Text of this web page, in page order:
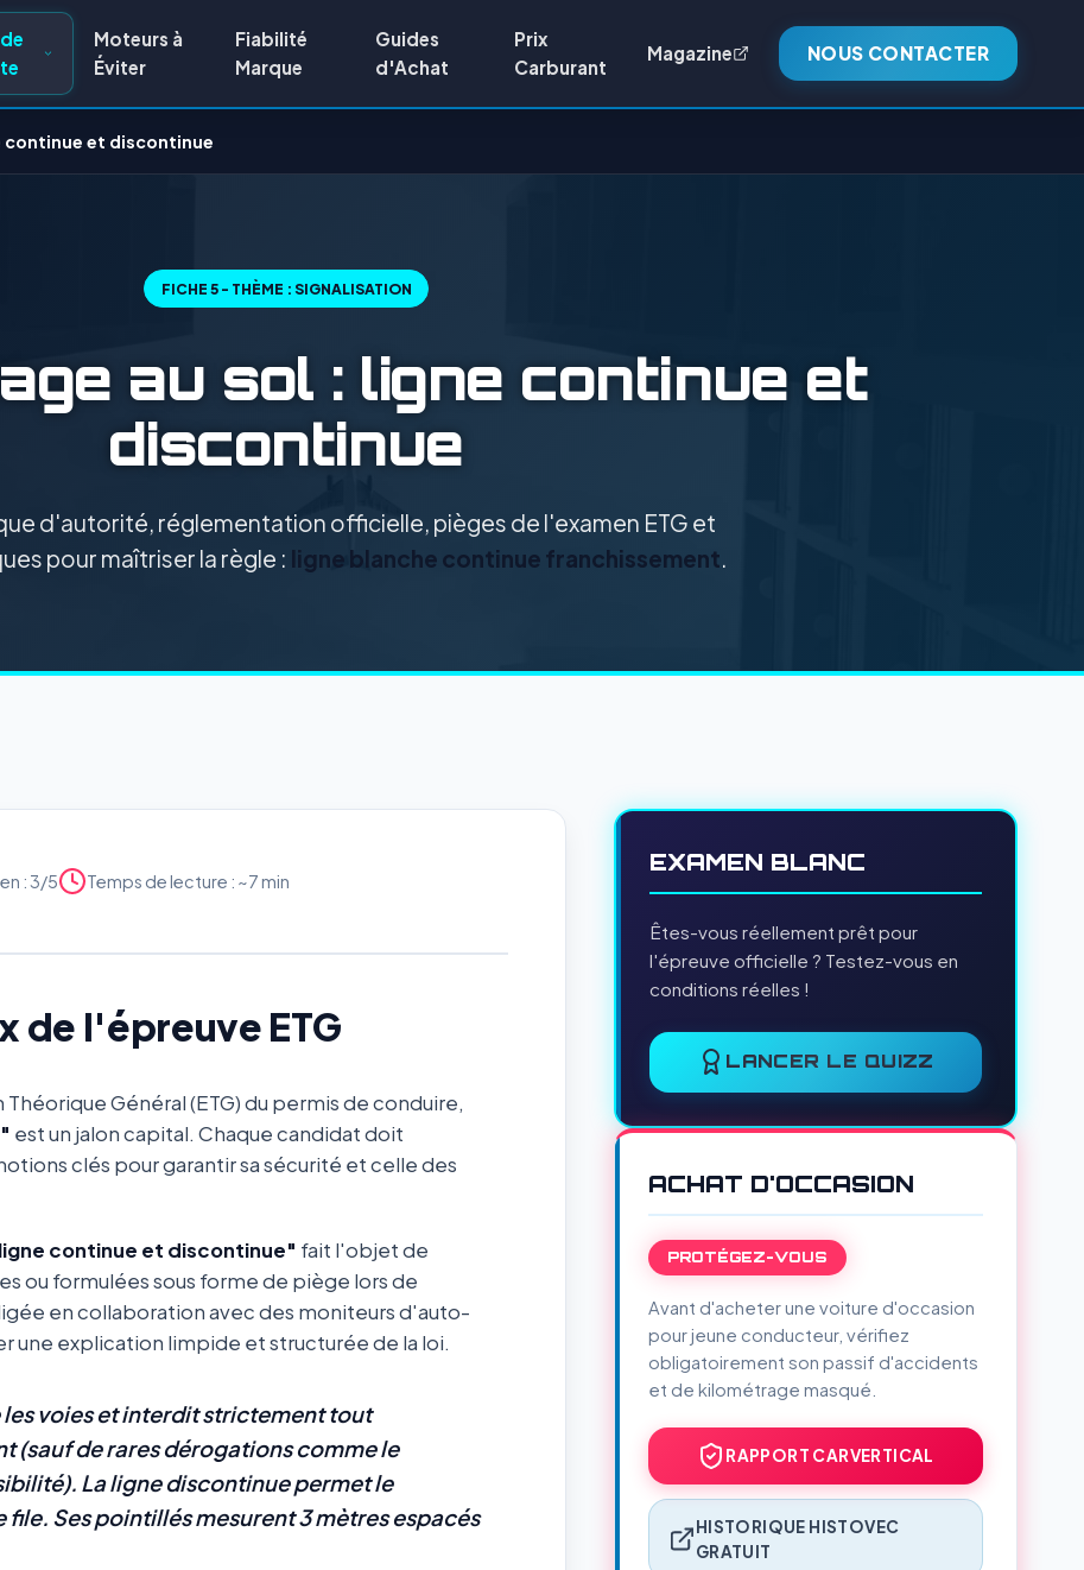
Moteurs à
Éviter
Fiabilité
Marque
Guides
d'Achat
Prix
Carburant
Magazine NOUS CONTACTER
continue et discontinue
FICHE 5 - THÈME : SIGNALISATION
au sol : ligne continue et
discontinue
d'autorité, réglementation officielle, pièges de l'examen ETG et
pour maîtriser la règle : ligne blanche continue franchissement.
: 3/5 Temps de lecture : ~7 min
de l'épreuve ETG
Général (ETG) du permis de conduire,
est un jalon capital. Chaque candidat doit
clés pour garantir sa sécurité et celle des
continue et discontinue" fait l'objet de
ou formulées sous forme de piège lors de
en collaboration avec des moniteurs d'auto-
une explication limpide et structurée de la loi.
voies et interdit strictement tout
(sauf de rares dérogations comme le
La ligne discontinue permet le
Ses pointillés mesurent 3 mètres espacés
EXAMEN BLANC
Êtes-vous réellement prêt pour
l'épreuve officielle ? Testez-vous en
conditions réelles !
LANCER LE QUIZZ
ACHAT D'OCCASION
PROTÉGEZ-VOUS
Avant d'acheter une voiture d'occasion
pour jeune conducteur, vérifiez
obligatoirement son passif d'accidents
et de kilométrage masqué.
RAPPORT CARVERTICAL
HISTORIQUE HISTOVEC
GRATUIT